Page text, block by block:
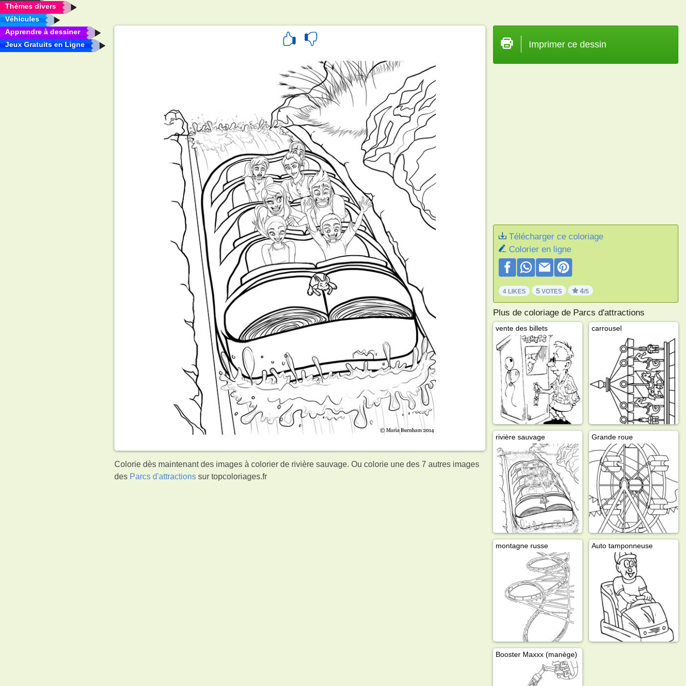
Thèmes divers
Véhicules
Apprendre à dessiner
Jeux Gratuits en Ligne
Colorie dès maintenant des images à colorier de rivière sauvage. Ou colorie une des 7 autres images
des Parcs d'attractions sur topcoloriages.fr
Imprimer ce dessin
Télécharger ce coloriage
Colorier en ligne
4 LIKES 5VOTES 4/5
Plus de coloriage de Parcs d'attractions
vente des billets carrousel
rivière sauvage Grande roue
montagne russe Auto tamponneuse
Booster Maxxx (manège)